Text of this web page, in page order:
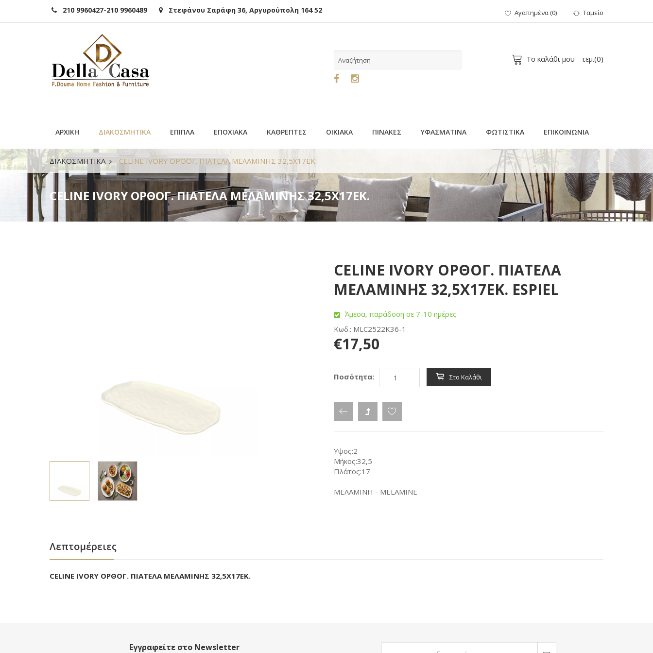
210 9960427-210 9960489 Στεφάνου Σαράφη 36, Αργυρούπολη 164 52 Αγαπημένα(0) Ταμείο
Το καλάθι μου - τεμ.(0)
ΑΡΧΙΚΗ ΔΙΑΚΟΣΜΗΤΙΚΑ ΕΠΙΠΛΑ ΕΠΟΧΙΑΚΑ ΚΑΘΡΕΠΤΕΣ ΟΙΚΙΑΚΑ ΠΙΝΑΚΕΣ ΥΦΑΣΜΑΤΙΝΑ ΦΩΤΙΣΤΙΚΑ ΕΠΙΚΟΙΝΩΝΙΑ
ΔΙΑΚΟΣΜΗΤΙΚΑ CELINE IVORY ΟΡΘΟΓ. ΠΙΑΤΕΛΑ ΜΕΛΑΜΙΝΗΣ 32,5Χ17ΕΚ.
CELINE IVORY ΟΡΘΟΓ. ΠΙΑΤΕΛΑ ΜΕΛΑΜΙΝΗΣ 32,5Χ17ΕΚ.
CELINE IVORY ΟΡΘΟΓ. ΠΙΑΤΕΛΑ
ΜΕΛΑΜΙΝΗΣ 32,5Χ17ΕΚ. ESPIEL
Άμεσα, παράδοση σε 7-10 ημέρες
Κωδ.: MLC2522K36-1
€17,50
Ποσότητα: Στο Καλάθι
Υψος:2
Μήκος:32,5
Πλάτος:17
ΜΕΛΑΜΙΝΗ - MELAMINE
Λεπτομέρειες
CELINE IVORY ΟΡΘΟΓ. ΠΙΑΤΕΛΑ ΜΕΛΑΜΙΝΗΣ 32,5Χ17ΕΚ.
Εγγραφείτε στο Newsletter